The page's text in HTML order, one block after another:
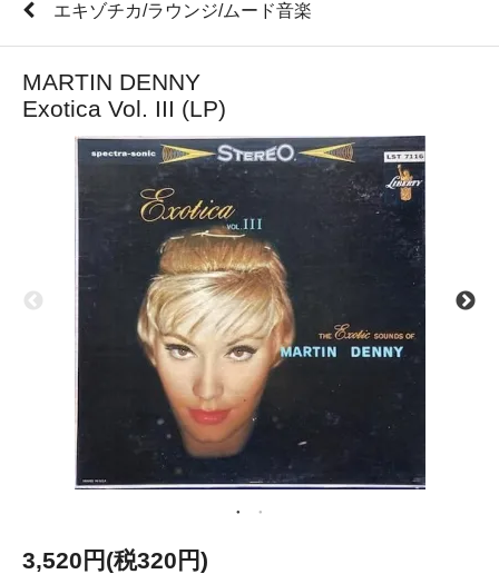
エキゾチカ/ラウンジ/ムード音楽
MARTIN DENNY
Exotica Vol. III (LP)
3,520円(税320円)